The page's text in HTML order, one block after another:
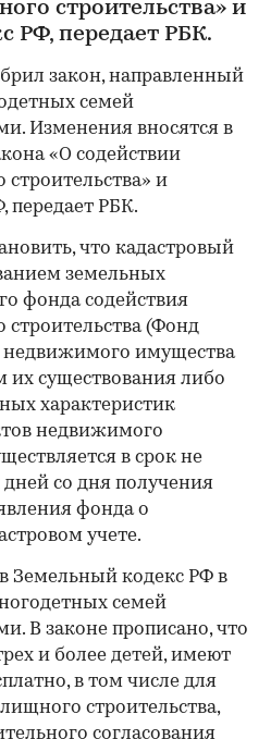
строительства» и
РФ, передает РБК.
закон, направленный
семей
Изменения вносятся в
«О содействии
и
передает РБК.
что кадастровый
земельных
фонда содействия
(Фонд
имущества
существования либо
характеристик
недвижимого
в срок не
со дня получения
фонда о
учете.
Земельный кодекс РФ в
семей
В законе прописано, что
и более детей, имеют
в том числе для
строительства,
согласования